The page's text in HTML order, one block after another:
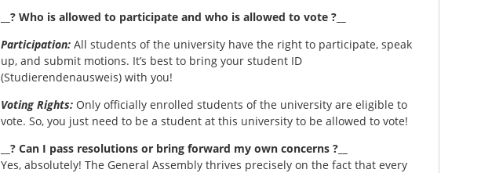
__? Who is allowed to participate and who is allowed to vote ?__
Participation: All students of the university have the right to participate, speak
up, and submit motions. It’s best to bring your student ID
(Studierendenausweis) with you!
Voting Rights:Only officially enrolled students of the university are eligible to
vote. So, you just need to be a student at this university to be allowed to vote!
__? Can I pass resolutions or bring forward my own concerns ?__
Yes, absolutely! The General Assembly thrives precisely on the fact that every